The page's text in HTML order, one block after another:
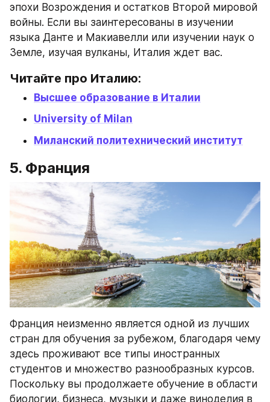
эпохи Возрождения и остатков Второй мировой
войны. Если вы заинтересованы в изучении
языка Данте и Макиавелли или изучении наук о
Земле, изучая вулканы, Италия ждет вас.
Читайте про Италию:
Высшее образование в Италии
University of Milan
Миланский политехнический институт
5. Франция
Франция неизменно является одной из лучших
стран для обучения за рубежом, благодаря чему
здесь проживают все типы иностранных
студентов и множество разнообразных курсов.
Поскольку вы продолжаете обучение в области
биологии, бизнеса, музыки и даже виноделия в